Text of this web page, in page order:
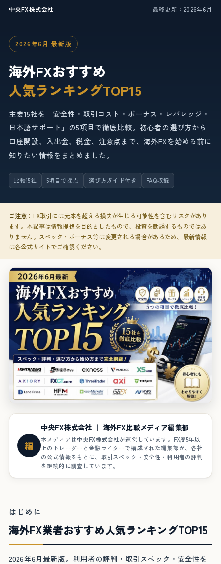
中央FX株式会社 最終更新：2026年6月
2026年6月 最新版
海外FXおすすめ
人気ランキングTOP15
主要15社を「安全性・取引コスト・ボーナス・レバレッジ・
日本語サポート」の5項目で徹底比較。初心者の選び方から
口座開設、入出金、税金、注意点まで、海外FXを始める前に
知りたい情報をまとめました。
比較15社 5項目で採点 選び方ガイド付き FAQ収録
ご注意： FX取引には元本を超える損失が生じる可能性を含むリスクがあり
ます。本記事は情報提供を目的としたもので、投資を勧誘するものではあ
りません。スペック・ボーナス等は変更される場合があるため、最新情報
は各公式サイトでご確認ください。
編
中央FX株式会社 ｜ 海外FX比較メディア編集部
本メディアは中央FX株式会社が運営しています。FX歴5年以
上のトレーダーと金融ライターで構成された編集部が、各社
の公式情報をもとに、取引スペック・安全性・利用者の評判
を継続的に調査しています。
はじめに
海外FX業者おすすめ人気ランキングTOP15
2026年6月最新版。利用者の評判・取引スペック・安全性を